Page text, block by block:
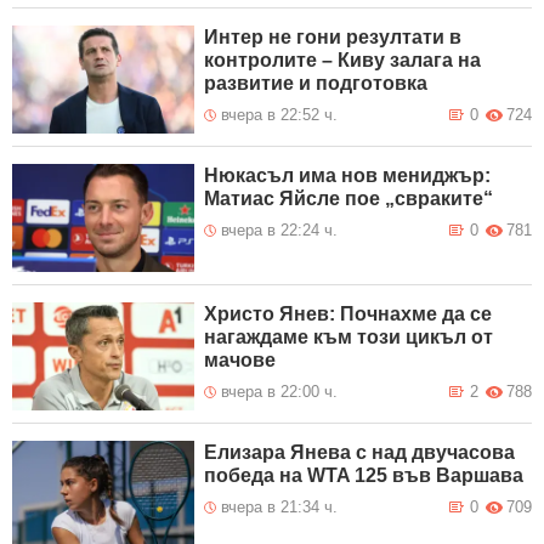
Интер не гони резултати в
контролите – Киву залага на
развитие и подготовка
вчера в 22:52 ч. 724
0
Нюкасъл има нов мениджър:
Матиас Яйсле пое „свраките“
вчера в 22:24 ч. 781
0
Христо Янев: Почнахме да се
нагаждаме към този цикъл от
мачове
вчера в 22:00 ч. 788
2
Елизара Янева с над двучасова
победа на WTA 125 във Варшава
вчера в 21:34 ч. 709
0